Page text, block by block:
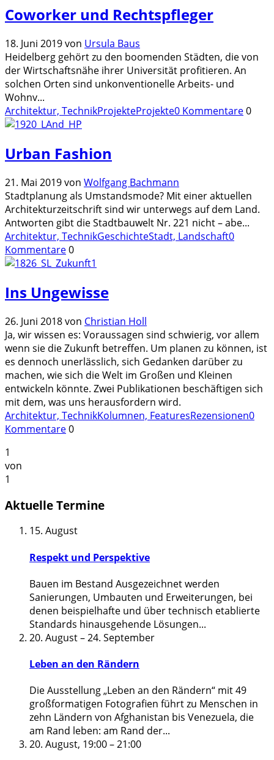
Coworker und Rechtspfleger
18. Juni 2019von Ursula Baus
Heidelberg gehört zu den boomenden Städten, die von
der Wirtschaftsnähe ihrer Universität profitieren. An
solchen Orten sind unkonventionelle Arbeits- und
Wohnv...
Architektur, TechnikProjekteProjekte0 Kommentare0
Urban Fashion
21. Mai 2019von Wolfgang Bachmann
Stadtplanung als Umstandsmode? Mit einer aktuellen
Architekturzeitschrift sind wir unterwegs auf dem Land.
Antworten gibt die Stadtbauwelt Nr. 221 nicht – abe...
Architektur, TechnikGeschichteStadt, Landschaft0
Kommentare0
Ins Ungewisse
26. Juni 2018von Christian Holl
Ja, wir wissen es: Voraussagen sind schwierig, vor allem
wenn sie die Zukunft betreffen. Um planen zu können, ist
es dennoch unerlässlich, sich Gedanken darüber zu
machen, wie sich die Welt im Großen und Kleinen
entwickeln könnte. Zwei Publikationen beschäftigen sich
mit dem, was uns herausfordern wird.
Architektur, TechnikKolumnen, FeaturesRezensionen0
Kommentare0
1
von
1
Aktuelle Termine
15. August
Respekt und Perspektive
Bauen im Bestand Ausgezeichnet werden
Sanierungen, Umbauten und Erweiterungen, bei
denen beispielhafte und über technisch etablierte
Standards hinausgehende Lösungen...
20. August–24. September
Leben an den Rändern
Die Ausstellung „Leben an den Rändern“ mit 49
großformatigen Fotografien führt zu Menschen in
zehn Ländern von Afghanistan bis Venezuela, die
am Rand leben: am Rand der...
20. August, 19:00–21:00